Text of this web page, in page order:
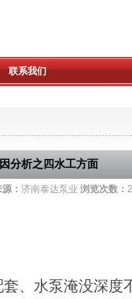
联系我们
分析之四水工方面
： 济南泰达泵业 浏览次数：
、水泵淹没深度